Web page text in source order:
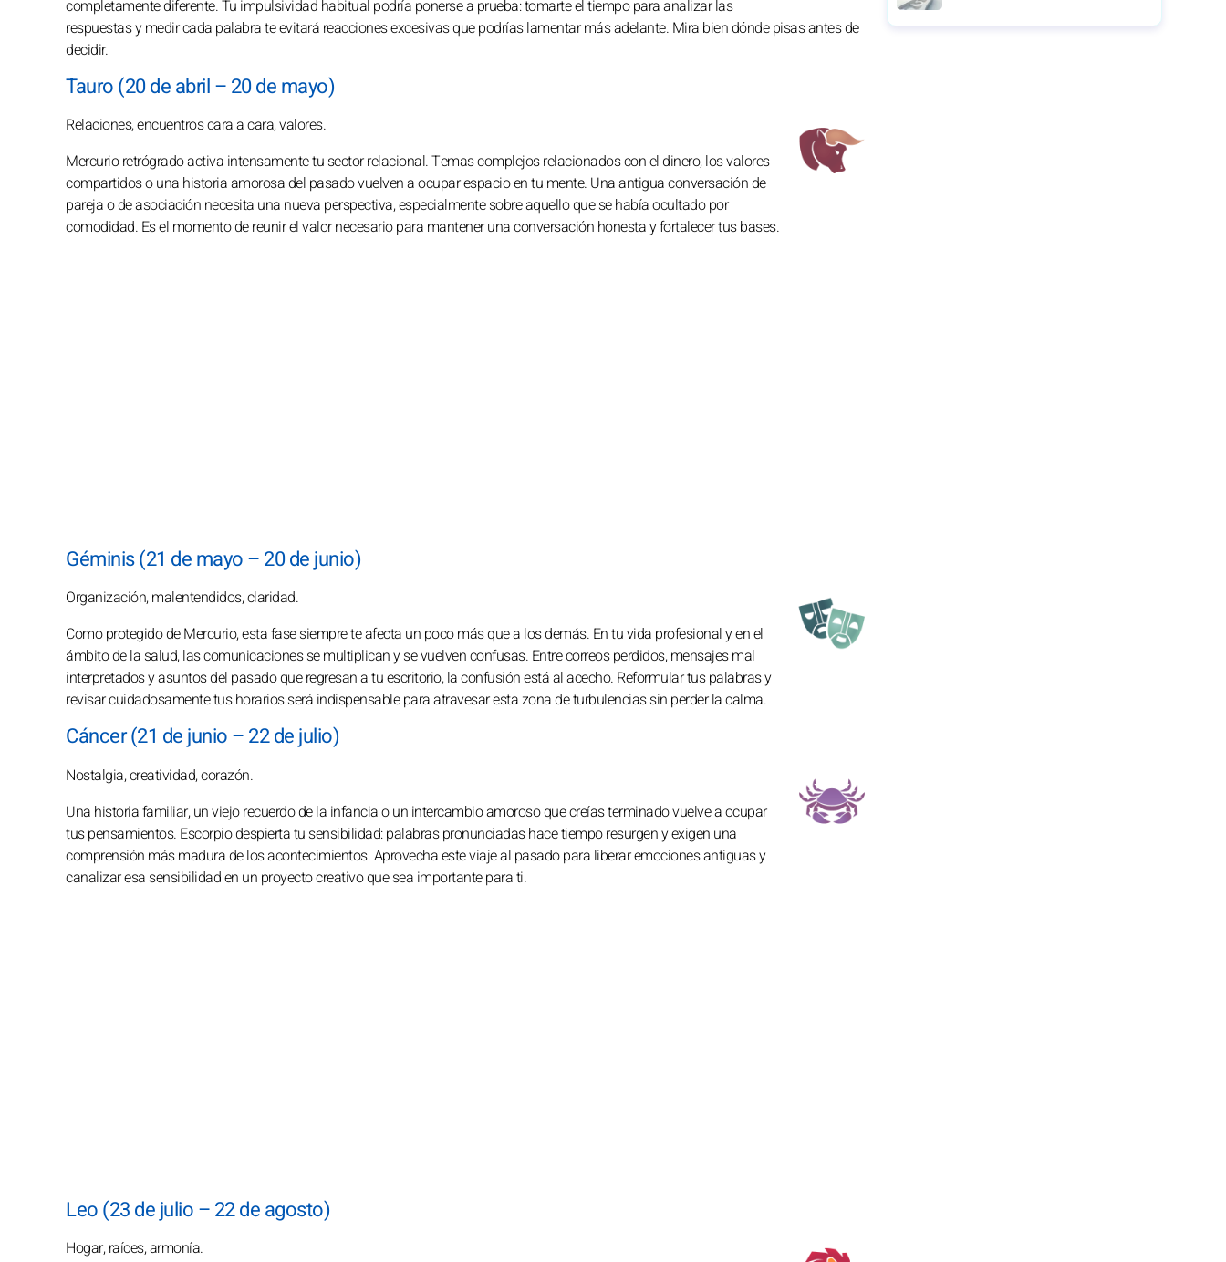
completamente diferente. Tu impulsividad habitual podría ponerse a prueba: tomarte el tiempo para analizar las
respuestas y medir cada palabra te evitará reacciones excesivas que podrías lamentar más adelante. Mira bien dónde pisas antes de
decidir.
Tauro (20 de abril – 20 de mayo)
Relaciones, encuentros cara a cara, valores.
Mercurio retrógrado activa intensamente tu sector relacional. Temas complejos relacionados con el dinero, los valores
compartidos o una historia amorosa del pasado vuelven a ocupar espacio en tu mente. Una antigua conversación de
pareja o de asociación necesita una nueva perspectiva, especialmente sobre aquello que se había ocultado por
comodidad. Es el momento de reunir el valor necesario para mantener una conversación honesta y fortalecer tus bases.
Géminis (21 de mayo – 20 de junio)
Organización, malentendidos, claridad.
Como protegido de Mercurio, esta fase siempre te afecta un poco más que a los demás. En tu vida profesional y en el
ámbito de la salud, las comunicaciones se multiplican y se vuelven confusas. Entre correos perdidos, mensajes mal
interpretados y asuntos del pasado que regresan a tu escritorio, la confusión está al acecho. Reformular tus palabras y
revisar cuidadosamente tus horarios será indispensable para atravesar esta zona de turbulencias sin perder la calma.
Cáncer (21 de junio – 22 de julio)
Nostalgia, creatividad, corazón.
Una historia familiar, un viejo recuerdo de la infancia o un intercambio amoroso que creías terminado vuelve a ocupar
tus pensamientos. Escorpio despierta tu sensibilidad: palabras pronunciadas hace tiempo resurgen y exigen una
comprensión más madura de los acontecimientos. Aprovecha este viaje al pasado para liberar emociones antiguas y
canalizar esa sensibilidad en un proyecto creativo que sea importante para ti.
Leo (23 de julio – 22 de agosto)
Hogar, raíces, armonía.